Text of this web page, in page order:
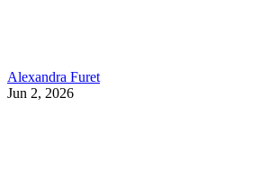
Alexandra Furet
Jun 2, 2026